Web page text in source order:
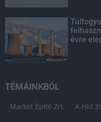
évre
TÉMÁINKBÓL
Market Építő Zrt. A-Híd